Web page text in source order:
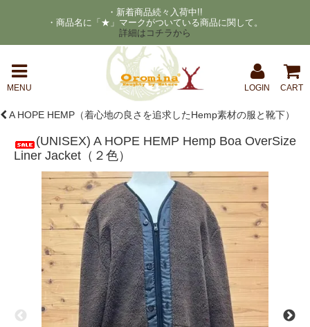
・新着商品続々入荷中!!
・商品名に「★」マークがついている商品に関して。
詳細はコチラから
MENU LOGIN CART
A HOPE HEMP（着心地の良さを追求したHemp素材の服と靴下）
(UNISEX) A HOPE HEMP Hemp Boa OverSize
Liner Jacket（２色）